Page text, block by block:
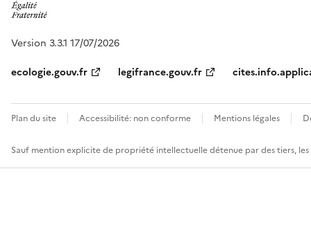
Version 3.3.1 17/07/2026
ecologie.gouv.fr
legifrance.gouv.fr
Plan du site Accessibilité: non conforme Mentions légales
Sauf mention explicite de propriété intellectuelle détenue par des tiers,